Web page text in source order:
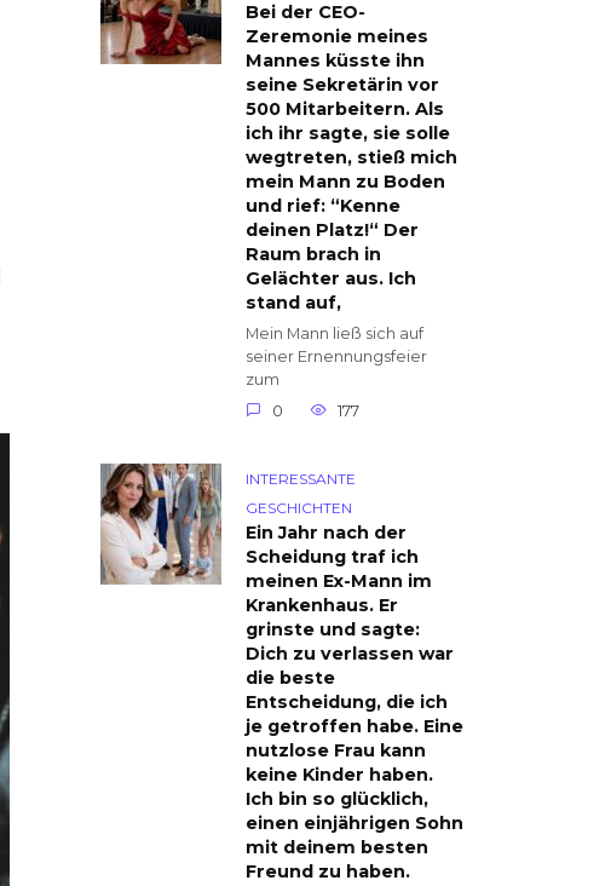
Bei der CEO-
Zeremonie meines
Mannes küsste ihn
seine Sekretärin vor
500 Mitarbeitern. Als
ich ihr sagte, sie solle
wegtreten, stieß mich
mein Mann zu Boden
und rief: “Kenne
deinen Platz!“ Der
Raum brach in
Gelächter aus. Ich
stand auf,
Mein Mann ließ sich auf
seiner Ernennungsfeier
zum
0
177
INTERESSANTE
GESCHICHTEN
Ein Jahr nach der
Scheidung traf ich
meinen Ex-Mann im
Krankenhaus. Er
grinste und sagte:
Dich zu verlassen war
die beste
Entscheidung, die ich
je getroffen habe. Eine
nutzlose Frau kann
keine Kinder haben.
Ich bin so glücklich,
einen einjährigen Sohn
mit deinem besten
Freund zu haben.